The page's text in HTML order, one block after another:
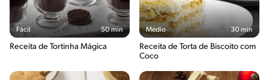
Fácil 50 min
Receita de Tortinha Mágica
Médio 30 min
Receita de Torta de Biscoito com
Coco